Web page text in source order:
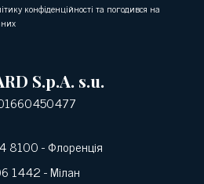
конфіденційності та погодився на
S.p.A. s.u.
8100- Флоренція
1442- Мілан